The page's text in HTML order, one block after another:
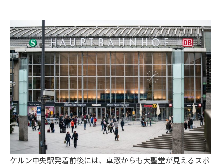
ケルン中央駅発着前後には、車窓からも大聖堂が見えるスポ